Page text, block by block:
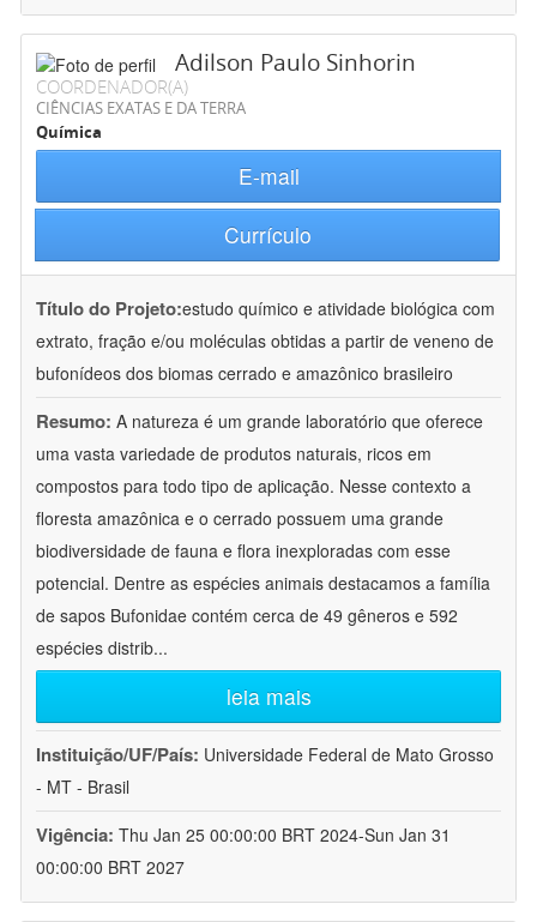
Adilson Paulo Sinhorin
COORDENADOR(A)
CIÊNCIAS EXATAS E DA TERRA
Química
E-mail
Currículo
Título do Projeto:estudo químico e atividade biológica com
extrato, fração e/ou moléculas obtidas a partir de veneno de
bufonídeos dos biomas cerrado e amazônico brasileiro
Resumo: A natureza é um grande laboratório que oferece
uma vasta variedade de produtos naturais, ricos em
compostos para todo tipo de aplicação. Nesse contexto a
floresta amazônica e o cerrado possuem uma grande
biodiversidade de fauna e flora inexploradas com esse
potencial. Dentre as espécies animais destacamos a família
de sapos Bufonidae contém cerca de 49 gêneros e 592
espécies distrib...
leia mais
Instituição/UF/País: Universidade Federal de Mato Grosso
- MT - Brasil
Vigência: Thu Jan 25 00:00:00 BRT 2024-Sun Jan 31
00:00:00 BRT 2027